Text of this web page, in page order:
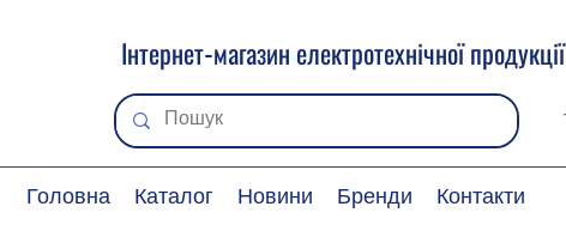
Інтернет-магазин електротехнічної продукції
Головна Каталог Новини Бренди Контакти